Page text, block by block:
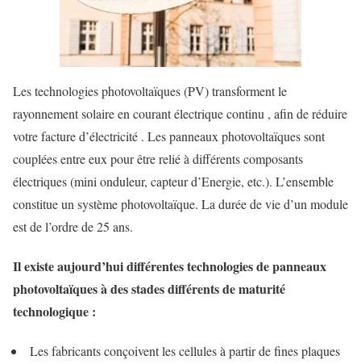
Les technologies photovoltaïques (PV) transforment le
rayonnement solaire en courant électrique continu , afin de réduire
votre facture d’électricité . Les panneaux photovoltaïques sont
couplées entre eux pour être relié à différents composants
électriques (mini onduleur, capteur d’Energie, etc.). L’ensemble
constitue un système photovoltaïque. La durée de vie d’un module
est de l’ordre de 25 ans.
Il existe aujourd’hui différentes technologies de panneaux
photovoltaïques à des stades différents de maturité
technologique :
Les fabricants conçoivent les cellules à partir de fines plaques